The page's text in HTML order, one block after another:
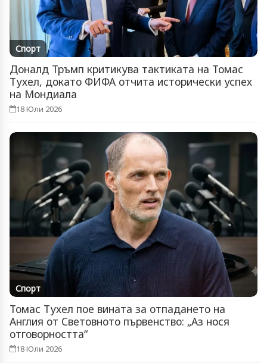
Спорт
Доналд Тръмп критикува тактиката на Томас
Тухел, докато ФИФА отчита исторически успех
на Мондиала
18 Юли 2026
Спорт
Томас Тухел пое вината за отпадането на
Англия от Световното първенство: „Аз нося
отговорността“
18 Юли 2026